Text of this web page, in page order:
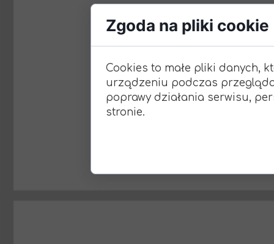
Zgoda na pliki cookie
Cookies to małe pliki danych,
urządzeniu podczas
poprawy działania serwisu,
stronie.